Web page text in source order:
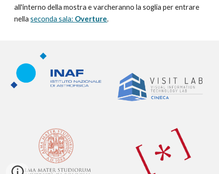
all'interno della mostra e varcheranno la soglia per entrare
nella seconda sala: Overture.